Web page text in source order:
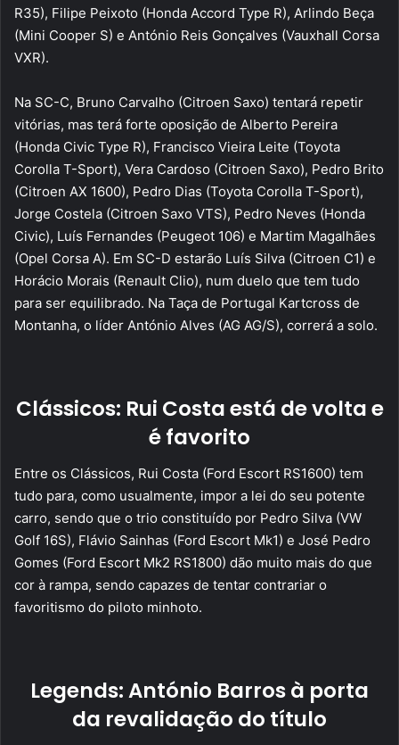
R35), Filipe Peixoto (Honda Accord Type R), Arlindo Beça
(Mini Cooper S) e António Reis Gonçalves (Vauxhall Corsa
VXR).
Na SC-C, Bruno Carvalho (Citroen Saxo) tentará repetir
vitórias, mas terá forte oposição de Alberto Pereira
(Honda Civic Type R), Francisco Vieira Leite (Toyota
Corolla T-Sport), Vera Cardoso (Citroen Saxo), Pedro Brito
(Citroen AX 1600), Pedro Dias (Toyota Corolla T-Sport),
Jorge Costela (Citroen Saxo VTS), Pedro Neves (Honda
Civic), Luís Fernandes (Peugeot 106) e Martim Magalhães
(Opel Corsa A). Em SC-D estarão Luís Silva (Citroen C1) e
Horácio Morais (Renault Clio), num duelo que tem tudo
para ser equilibrado. Na Taça de Portugal Kartcross de
Montanha, o líder António Alves (AG AG/S), correrá a solo.
Clássicos: Rui Costa está de volta e
é favorito
Entre os Clássicos, Rui Costa (Ford Escort RS1600) tem
tudo para, como usualmente, impor a lei do seu potente
carro, sendo que o trio constituído por Pedro Silva (VW
Golf 16S), Flávio Sainhas (Ford Escort Mk1) e José Pedro
Gomes (Ford Escort Mk2 RS1800) dão muito mais do que
cor à rampa, sendo capazes de tentar contrariar o
favoritismo do piloto minhoto.
Legends: António Barros à porta
da revalidação do título